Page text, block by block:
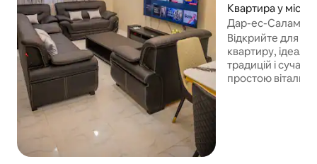
Квартира у місті
ou
Дар-ес-Салам
Відкрийте для
квартиру,
традицій і
простою